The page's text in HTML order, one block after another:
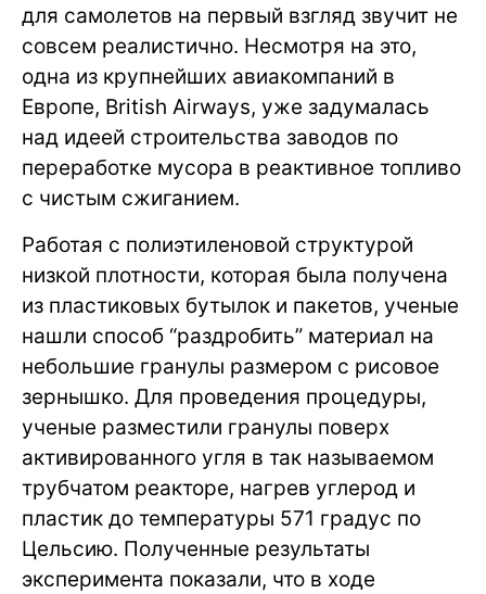
для самолетов на первый взгляд звучит не
совсем реалистично. Несмотря на это,
одна из крупнейших авиакомпаний в
Европе, British Airways, уже задумалась
над идеей строительства заводов по
переработке мусора в реактивное топливо
с чистым сжиганием.
Работая с полиэтиленовой структурой
низкой плотности, которая была получена
из пластиковых бутылок и пакетов, ученые
нашли способ “раздробить” материал на
небольшие гранулы размером с рисовое
зернышко. Для проведения процедуры,
ученые разместили гранулы поверх
активированного угля в так называемом
трубчатом реакторе, нагрев углерод и
пластик до температуры 571 градус по
Цельсию. Полученные результаты
эксперимента показали, что в ходе